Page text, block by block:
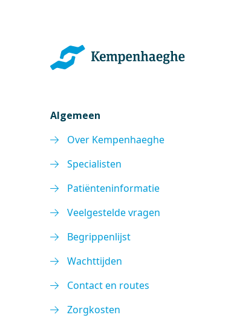
Algemeen
Over Kempenhaeghe
Specialisten
Patiënteninformatie
Veelgestelde vragen
Begrippenlijst
Wachttijden
Contact en routes
Zorgkosten